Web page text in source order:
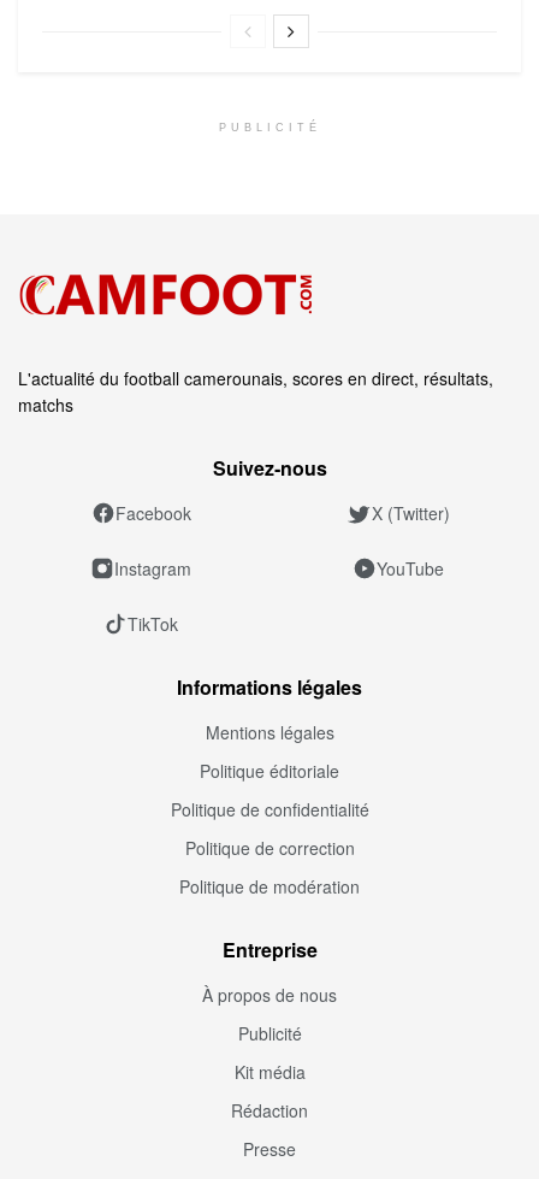
PUBLICITÉ
L'actualité du football camerounais, scores en direct, résultats,
matchs
Suivez‑nous
Facebook X (Twitter)
Instagram YouTube
TikTok
Informations légales
Mentions légales
Politique éditoriale
Politique de confidentialité
Politique de correction
Politique de modération
Entreprise
À propos de nous
Publicité
Kit média
Rédaction
Presse